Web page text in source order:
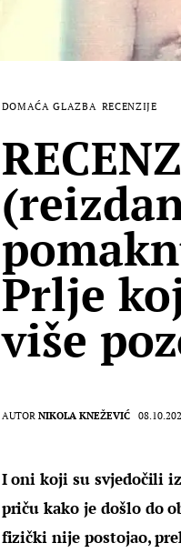
DOMAĆA GLAZBA RECENZIJE
Prlje
više
AUTOR NIKOLA KNEŽEVIĆ
I oni koji su svjedočili
priču kako je došlo do
fizički nije postojao,